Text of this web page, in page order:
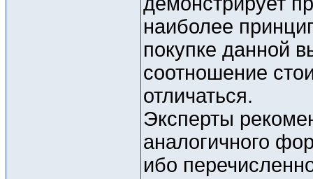
наиболее
покупке данной
соотношение
отличаться.
Эксперты
аналогичного
ибо